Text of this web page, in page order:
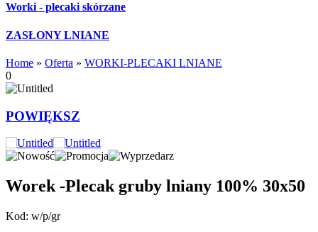
Worki - plecaki skórzane
ZASŁONY LNIANE
Home » Oferta » WORKI-PLECAKI LNIANE
0
POWIĘKSZ
Worek -Plecak gruby lniany 100% 30x50
Kod: w/p/gr